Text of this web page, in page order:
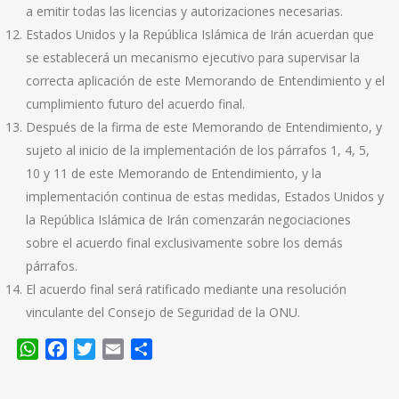
a emitir todas las licencias y autorizaciones necesarias.
Estados Unidos y la República Islámica de Irán acuerdan que
se establecerá un mecanismo ejecutivo para supervisar la
correcta aplicación de este Memorando de Entendimiento y el
cumplimiento futuro del acuerdo final.
Después de la firma de este Memorando de Entendimiento, y
sujeto al inicio de la implementación de los párrafos 1, 4, 5,
10 y 11 de este Memorando de Entendimiento, y la
implementación continua de estas medidas, Estados Unidos y
la República Islámica de Irán comenzarán negociaciones
sobre el acuerdo final exclusivamente sobre los demás
párrafos.
El acuerdo final será ratificado mediante una resolución
vinculante del Consejo de Seguridad de la ONU.
WhatsApp
FacebookTwitter
Email